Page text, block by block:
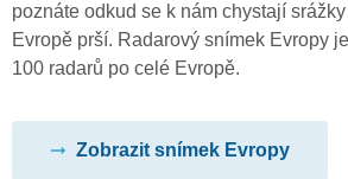
poznáte odkud se k nám chystají
Evropě prší. Radarový snímek Evropy
100 radarů po celé Evropě.
Zobrazit snímek Evropy